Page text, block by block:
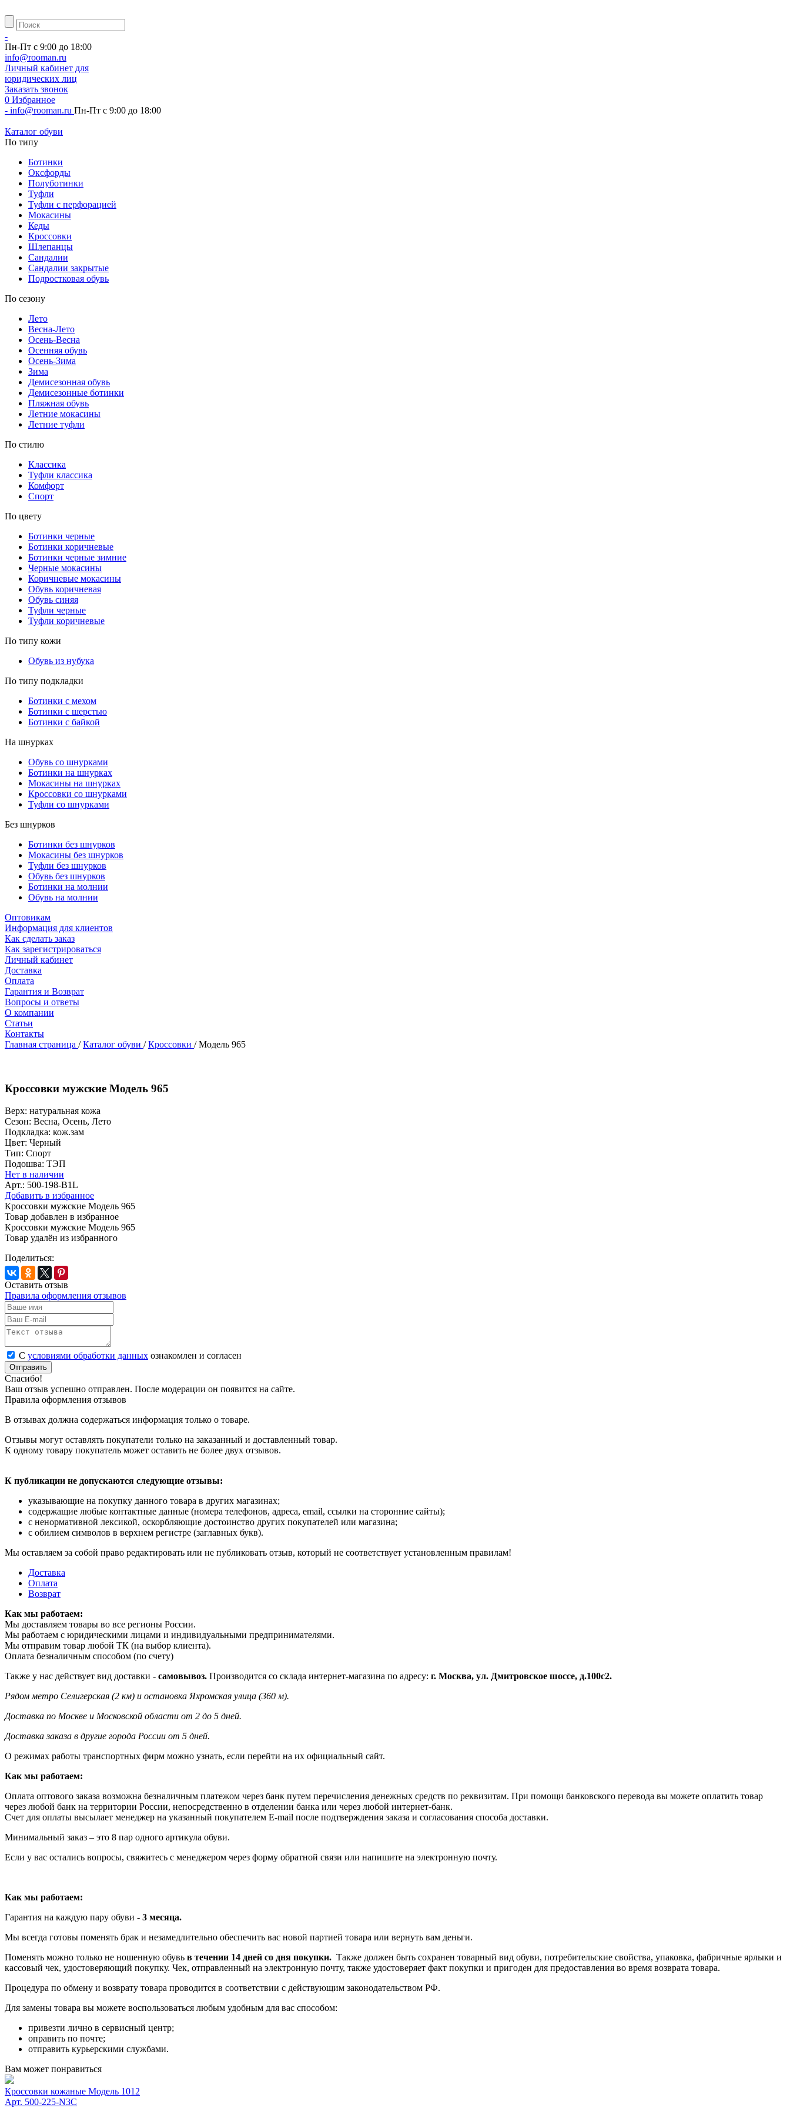
-
Пн-Пт с 9:00 до 18:00
info@rooman.ru
Личный кабинет для
юридических лиц
Заказать звонок
0 Избранное
- info@rooman.ru Пн-Пт с 9:00 до 18:00
Каталог обуви
По типу
Ботинки
Оксфорды
Полуботинки
Туфли
Туфли с перфорацией
Мокасины
Кеды
Кроссовки
Шлепанцы
Сандалии
Сандалии закрытые
Подростковая обувь
По сезону
Лето
Весна-Лето
Осень-Весна
Осенняя обувь
Осень-Зима
Зима
Демисезонная обувь
Демисезонные ботинки
Пляжная обувь
Летние мокасины
Летние туфли
По стилю
Классика
Туфли классика
Комфорт
Спорт
По цвету
Ботинки черные
Ботинки коричневые
Ботинки черные зимние
Черные мокасины
Коричневые мокасины
Обувь коричневая
Обувь синяя
Туфли черные
Туфли коричневые
По типу кожи
Обувь из нубука
По типу подкладки
Ботинки с мехом
Ботинки с шерстью
Ботинки с байкой
На шнурках
Обувь со шнурками
Ботинки на шнурках
Мокасины на шнурках
Кроссовки со шнурками
Туфли со шнурками
Без шнурков
Ботинки без шнурков
Мокасины без шнурков
Туфли без шнурков
Обувь без шнурков
Ботинки на молнии
Обувь на молнии
Оптовикам
Информация для клиентов
Как сделать заказ
Как зарегистрироваться
Личный кабинет
Доставка
Оплата
Гарантия и Возврат
Вопросы и ответы
О компании
Статьи
Контакты
Главная страница / Каталог обуви / Кроссовки /Модель 965
Кроссовки мужские Модель 965
Верх: натуральная кожа
Сезон: Весна, Осень, Лето
Подкладка: кож.зам
Цвет: Черный
Тип: Спорт
Подошва: ТЭП
Нет в наличии
Арт.: 500-198-B1L
Добавить в избранное
Кроссовки мужские Модель 965
Товар добавлен в избранное
Кроссовки мужские Модель 965
Товар удалён из избранного
Поделиться:
Оставить отзыв
Правила оформления отзывов
С условиями обработки данных ознакомлен и согласен
Отправить
Спасибо!
Ваш отзыв успешно отправлен. После модерации он появится на сайте.
Правила оформления отзывов
В отзывах должна содержаться информация только о товаре.
Отзывы могут оставлять покупатели только на заказанный и доставленный товар.
К одному товару покупатель может оставить не более двух отзывов.
К публикации не допускаются следующие отзывы:
указывающие на покупку данного товара в других магазинах;
содержащие любые контактные данные (номера телефонов, адреса, email, ссылки на сторонние сайты);
с ненормативной лексикой, оскорбляющие достоинство других покупателей или магазина;
с обилием символов в верхнем регистре (заглавных букв).
Мы оставляем за собой право редактировать или не публиковать отзыв, который не соответствует установленным правилам!
Доставка
Оплата
Возврат
Как мы работаем:
Мы доставляем товары во все регионы России.
Мы работаем с юридическими лицами и индивидуальными предпринимателями.
Мы отправим товар любой ТК (на выбор клиента).
Оплата безналичным способом (по счету)
Также у нас действует вид доставки - самовывоз. Производится со склада интернет-магазина по адресу: г. Москва, ул. Дмитровское шоссе, д.100с2.
Рядом метро Селигерская (2 км) и остановка Яхромская улица (360 м).
Доставка по Москве и Московской области от 2 до 5 дней.
Доставка заказа в другие города России от 5 дней.
О режимах работы транспортных фирм можно узнать, если перейти на их официальный сайт.
Как мы работаем:
Оплата оптового заказа возможна безналичным платежом через банк путем перечисления денежных средств по реквизитам. При помощи банковского перевода вы можете оплатить товар
через любой банк на территории России, непосредственно в отделении банка или через любой интернет-банк.
Счет для оплаты высылает менеджер на указанный покупателем E-mail после подтверждения заказа и согласования способа доставки.
Минимальный заказ – это 8 пар одного артикула обуви.
Если у вас остались вопросы, свяжитесь с менеджером через форму обратной связи или напишите на электронную почту.
Как мы работаем:
Гарантия на каждую пару обуви - 3 месяца.
Мы всегда готовы поменять брак и незамедлительно обеспечить вас новой партией товара или вернуть вам деньги.
Поменять можно только не ношенную обувь в течении 14 дней со дня покупки. Также должен быть сохранен товарный вид обуви, потребительские свойства, упаковка, фабричные ярлыки и
кассовый чек, удостоверяющий покупку. Чек, отправленный на электронную почту, также удостоверяет факт покупки и пригоден для предоставления во время возврата товара.
Процедура по обмену и возврату товара проводится в соответствии с действующим законодательством РФ.
Для замены товара вы можете воспользоваться любым удобным для вас способом:
привезти лично в сервисный центр;
оправить по почте;
отправить курьерскими службами.
Вам может понравиться
Кроссовки кожаные Модель 1012
Арт. 500-225-N3C